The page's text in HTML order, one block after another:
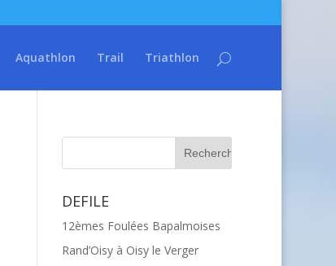
Aquathlon Trail Triathlon
DEFILE
12èmes Foulées Bapalmoises
Rand’Oisy à Oisy le Verger